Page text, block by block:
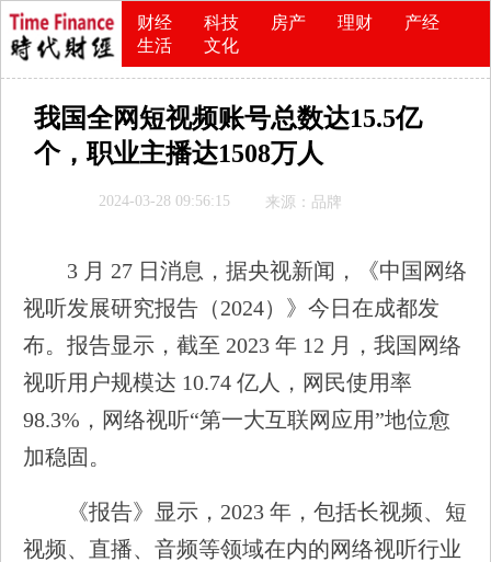
财经 科技 房产 理财
产经
生活
文化
我国全网短视频账号总数达15.5亿
个，职业主播达1508万人
2024-03-28 09:56:15 来源：品牌
3 月 27 日消息，据央视新闻，《中国网络
视听发展研究报告（2024）》今日在成都发
布。报告显示，截至 2023 年 12 月，我国网络
视听用户规模达 10.74 亿人，网民使用率
98.3%，网络视听“第一大互联网应用”地位愈
加稳固。
《报告》显示，2023 年，包括长视频、短
视频、直播、音频等领域在内的网络视听行业